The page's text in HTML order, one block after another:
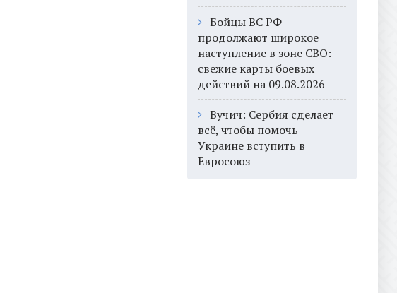
Бойцы ВС РФ
продолжают широкое
наступление в зоне СВО:
свежие карты боевых
действий на 09.08.2026
Вучич: Сербия сделает
всё, чтобы помочь
Украине вступить в
Евросоюз